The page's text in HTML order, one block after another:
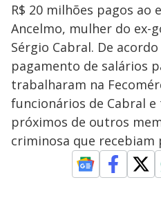
i
d
e
o
R$ 20 milhões pagos ao
Ancelmo, mulher do ex-
Sérgio Cabral. De
pagamento de salários
trabalharam na
funcionários de Cabral
próximos de outros
criminosa que recebiam